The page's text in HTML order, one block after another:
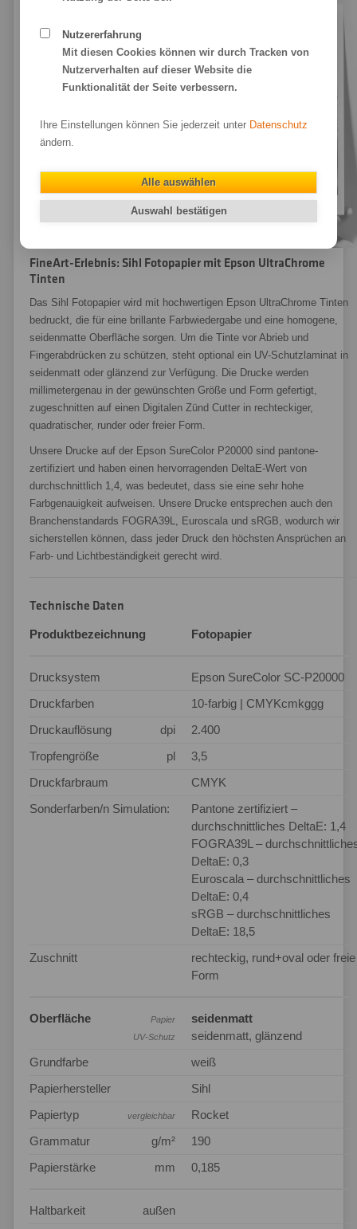
FineArt-Erlebnis: Sihl Fotopapier mit Epson UltraChrome
Tinten
Das Sihl Fotopapier wird mit hochwertigen Epson UltraChrome Tinten
bedruckt, die für eine brillante Farbwiedergabe und eine homogene,
seidenmatte Oberfläche sorgen. Um die Tinte vor Abrieb und
Fingerabdrücken zu schützen, steht optional ein UV-Schutzlaminat in
seidenmatt oder glänzend zur Verfügung. Die Drucke werden
millimetergenau in der gewünschten Größe und Form gefertigt,
zugeschnitten auf einen Digitalen Zünd Cutter in rechteckiger,
quadratischer, runder oder freier Form.
Unsere Drucke auf der Epson SureColor P20000 sind pantone-
zertifiziert und haben einen hervorragenden DeltaE-Wert von
durchschnittlich 1,4, was bedeutet, dass sie eine sehr hohe
Farbgenauigkeit aufweisen. Unsere Drucke entsprechen auch den
Branchenstandards FOGRA39L, Euroscala und sRGB, wodurch wir
sicherstellen können, dass jeder Druck den höchsten Ansprüchen an
Farb- und Lichtbeständigkeit gerecht wird.
Technische Daten
Produktbezeichnung Fotopapier
Drucksystem
Epson SureColor SC-P20000
Druckfarben
10-farbig | CMYKcmkggg
Druckauflösung
dpi
2.400
Tropfengröße
pl
3,5
Druckfarbraum
CMYK
Sonderfarben/n Simulation:
Pantone zertifiziert –
durchschnittliches DeltaE: 1,4
FOGRA39L –
DeltaE: 0,3
Euroscala – durchschnittliches
DeltaE: 0,4
sRGB – durchschnittliches
DeltaE: 18,5
Zuschnitt
rechteckig, rund+oval oder freie
Form
Oberfläche
Papier
UV-Schutz
seidenmatt
seidenmatt, glänzend
Grundfarbe
weiß
Papierhersteller
Sihl
Papiertyp
vergleichbar
Rocket
Grammatur
g/m²
190
Papierstärke
mm 0,185
Haltbarkeit
außen
Nutzererfahrung
Mit diesen Cookies können wir durch Tracken von
Nutzerverhalten auf dieser Website die
Funktionalität der Seite verbessern.
Ihre Einstellungen können Sie jederzeit unter Datenschutz
ändern.
Alle auswählen
Auswahl bestätigen